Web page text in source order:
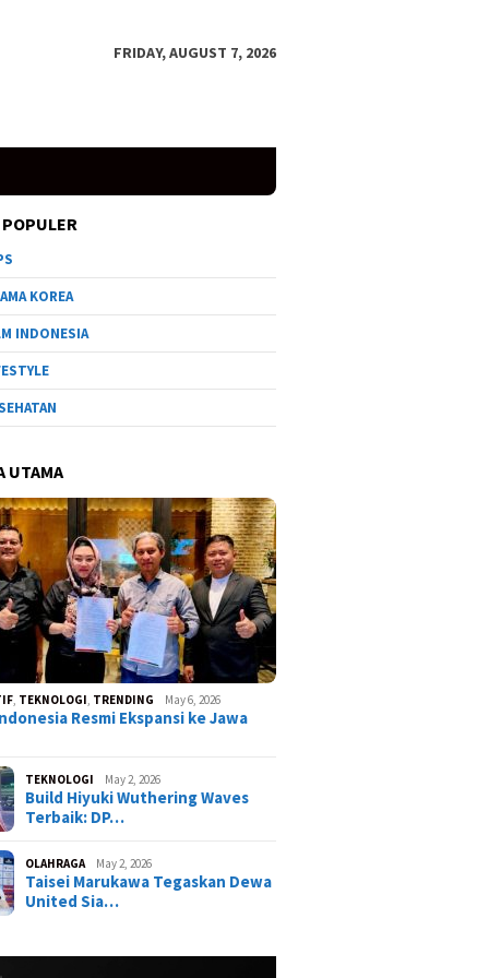
FRIDAY, AUGUST 7, 2026
Paling OP?
KOREA
INDONESIA
UTAMA
TEKNOLOGI TRENDING May 6, 2026
Resmi Ekspansi ke Jawa
TEKNOLOGI May 2, 2026
Build Hiyuki Wuthering Waves
Terbaik: DP…
OLAHRAGA May 2, 2026
Taisei Marukawa Tegaskan Dewa
United Sia…